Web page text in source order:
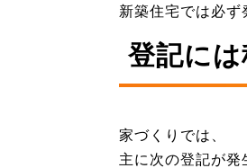
新築住宅では必ず
登記に
家づくりでは、
主に次の登記が発